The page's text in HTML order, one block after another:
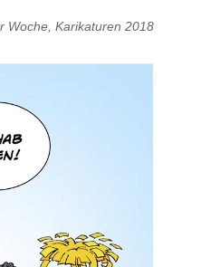
Woche, Karikaturen 2018